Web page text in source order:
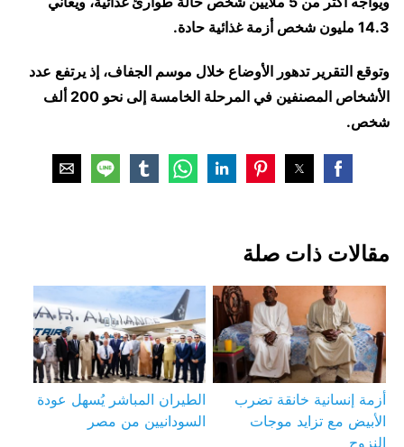
14.3 مليون شخص أزمة غذائية حادة.
وتوقع التقرير تدهور الأوضاع خلال موسم الجفاف، إذ يرتفع عدد
الأشخاص المصنفين في المرحلة الخامسة إلى نحو 200 ألف
شخص.
مقالات ذات صلة
أزمة إنسانية خانقة تضرب
الأبيض مع تزايد موجات
النزوح
الطيران المباشر يُسهل عودة
السودانيين من مصر